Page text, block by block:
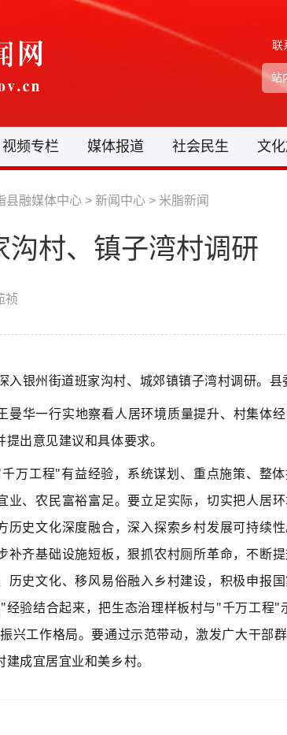
联
视频专栏 媒体报道 社会民生 文
县融媒体中心 > 新闻中心 > 米脂新闻
沟村、镇子湾村调研
祯
入银州街道班家沟村、城郊镇镇子湾村调研。县
曼华一行实地察看人居环境质量提升、村集体
出意见建议和具体要求。
万工程"有益经验，系统谋划、重点施策、整
业、农民富裕富足。要立足实际，切实把人居
历史文化深度融合，深入探索乡村发展可持续
补齐基础设施短板，狠抓农村厕所革命，不断
历史文化、移风易俗融入乡村建设，积极申报
验结合起来，把生态治理样板村与"千万工程"
兴工作格局。要通过示范带动，激发广大干部
成宜居宜业和美乡村。